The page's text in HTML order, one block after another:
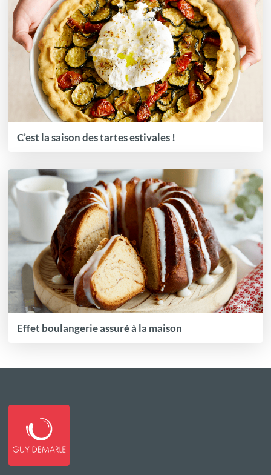
C’est la saison des tartes estivales !
Effet boulangerie assuré à la maison